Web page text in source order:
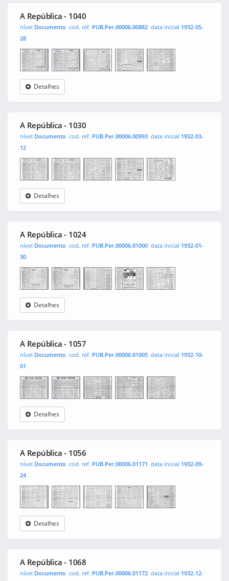
A República - 1040
nível Documento cod. ref. PUB.Per.00006.00882 data inicial 1932-05-
28
A
República
0001
Detalhes
A República - 1030
nível Documento cod. ref. PUB.Per.00006.00993 data inicial 1932-03-
12
A
República
0001
Detalhes
A República - 1024
nível Documento cod. ref. PUB.Per.00006.01000 data inicial 1932-01-
30
A
República
0001
Detalhes
A República - 1057
nível Documento cod. ref. PUB.Per.00006.01005 data inicial 1932-10-
01
A
República
0001
Detalhes
A República - 1056
nível Documento cod. ref. PUB.Per.00006.01171 data inicial 1932-09-
24
A
República
0001
Detalhes
A República - 1068
nível Documento cod. ref. PUB.Per.00006.01172 data inicial 1932-12-